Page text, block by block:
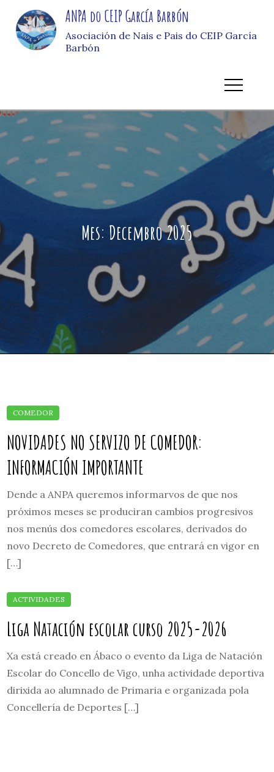
content
ANPA do CEIP García Barbón
Asociación de Nais e Pais do CEIP García
Barbón
Mes: Decembro 2025
NOVIDADES NO SERVIZO DE COMEDOR:
INFORMACIÓN IMPORTANTE
Dende a ANPA queremos informarvos de que nos
próximos meses se produciran cambios progresivos
nos menús dos comedores escolares, derivados do
novo Decreto de Comedores, que entrará en vigor en
[…]
Liga Natación escolar curso 2025-2026
Xa está creado en Ábaco o evento da Liga de Natación
Escolar do Concello de Vigo, unha actividade deportiva
dirixida ao alumnado de Primaria e organizada pola
Concellería de Deportes […]